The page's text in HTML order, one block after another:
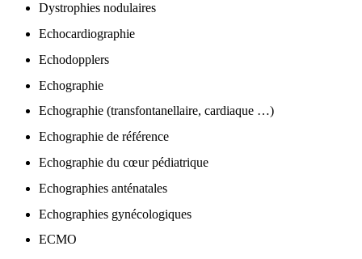
Dystrophies nodulaires
Echocardiographie
Echodopplers
Echographie
Echographie (transfontanellaire, cardiaque …)
Echographie de référence
Echographie du cœur pédiatrique
Echographies anténatales
Echographies gynécologiques
ECMO